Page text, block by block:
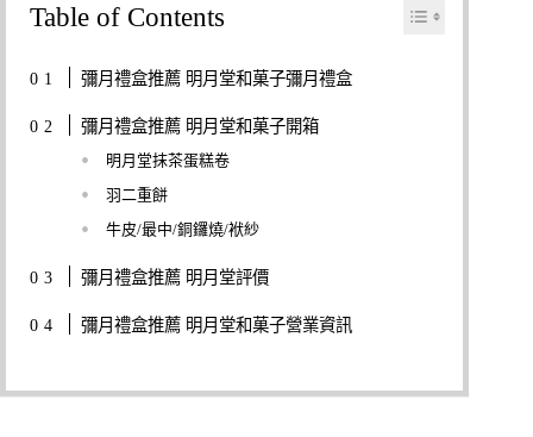
Table of Contents
彌月禮盒推薦 明月堂和菓子彌月禮盒
彌月禮盒推薦 明月堂和菓子開箱
明月堂抹茶蛋糕卷
羽二重餅
牛皮/最中/銅鑼燒/袱紗
彌月禮盒推薦 明月堂評價
彌月禮盒推薦 明月堂和菓子營業資訊